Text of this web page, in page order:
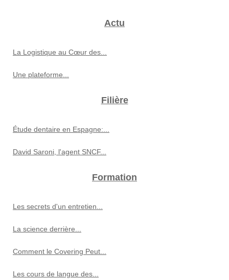
Actu
La Logistique au Cœur des...
Une plateforme...
Filière
Étude dentaire en Espagne:...
David Saroni, l'agent SNCF...
Formation
Les secrets d'un entretien...
La science derrière...
Comment le Covering Peut...
Les cours de langue des...